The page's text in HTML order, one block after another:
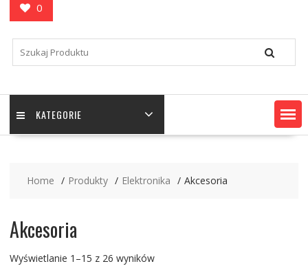
0
KATEGORIE
Home Produkty Elektronika Akcesoria
Akcesoria
Wyświetlanie 1–15 z 26 wyników